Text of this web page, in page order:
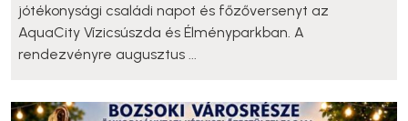
jótékonysági családi napot és főzőversenyt az
AquaCity Vízicsúszda és Élményparkban. A
rendezvényre augusztus ...